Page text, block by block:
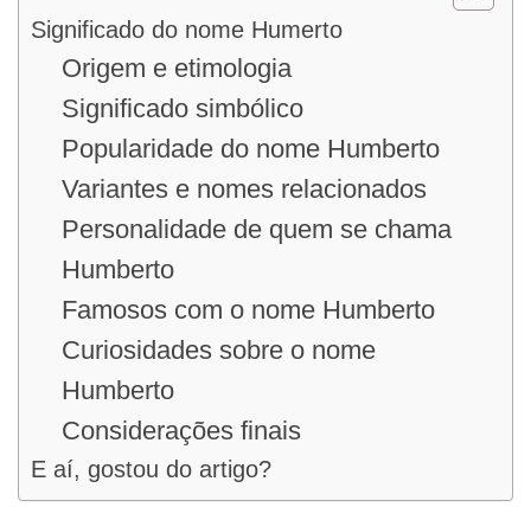
Significado do nome Humerto
Origem e etimologia
Significado simbólico
Popularidade do nome Humberto
Variantes e nomes relacionados
Personalidade de quem se chama
Humberto
Famosos com o nome Humberto
Curiosidades sobre o nome
Humberto
Considerações finais
E aí, gostou do artigo?